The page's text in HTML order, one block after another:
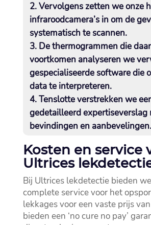
Vervolgens zetten we onze
infraroodcamera’s in om de
systematisch te scannen.​
De thermogrammen die
voortkomen analyseren we
gespecialiseerde software die
data te interpreteren.​
Tenslotte verstrekken we
gedetailleerd expertiseverslag
bevindingen en aanbevelingen.​
Kosten en service
Ultrices
Bij Ultrices lekdetectie bieden
complete service voor het
lekkages voor een vaste prijs
bieden een ‘no cure no pay’